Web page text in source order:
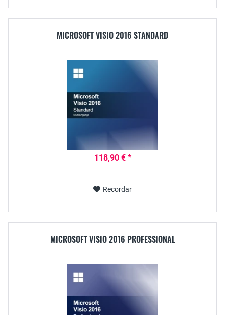
MICROSOFT VISIO 2016 STANDARD
118,90 € *
Recordar
MICROSOFT VISIO 2016 PROFESSIONAL